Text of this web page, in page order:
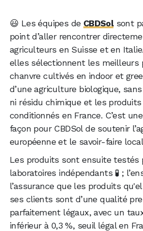
😃 Les équipes de CBDSolsont
point d’aller rencontrer
agriculteurs en Suisse et en
elles sélectionnent les meilleurs
chanvre cultivés en indoor et
d’une agriculture biologique,
ni résidu chimique et les
conditionnés en France. C’est
façon pour CBDSol de soutenir
européenne et le savoir-faire
Les produits sont ensuite testés
laboratoires indépendants 🧪 ;
l’assurance que les produits
ses clients sont d’une qualité
parfaitement légaux, avec un
inférieur à 0,3 %, seuil légal en